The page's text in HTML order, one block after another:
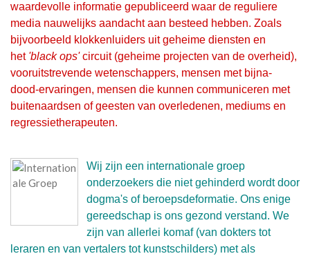
waardevolle informatie gepubliceerd waar de reguliere
media nauwelijks aandacht aan besteed hebben. Zoals
bijvoorbeeld klokkenluiders uit geheime diensten en
het 'black ops'circuit (geheime projecten van de overheid),
vooruitstrevende wetenschappers, mensen met bijna-
dood-ervaringen, mensen die kunnen communiceren met
buitenaardsen of geesten van overledenen, mediums en
regressietherapeuten.
Wij zijn een internationale groep
onderzoekers die niet gehinderd wordt door
dogma's of beroepsdeformatie. Ons enige
gereedschap is ons gezond verstand. We
zijn van allerlei komaf (van dokters tot
leraren en van vertalers tot kunstschilders) met als